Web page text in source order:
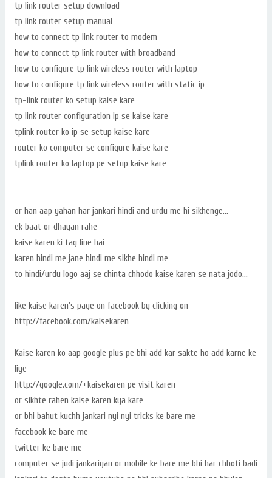
tp link router setup download
tp link router setup manual
how to connect tp link router to modem
how to connect tp link router with broadband
how to configure tp link wireless router with laptop
how to configure tp link wireless router with static ip
tp-link router ko setup kaise kare
tp link router configuration ip se kaise kare
tplink router ko ip se setup kaise kare
router ko computer se configure kaise kare
tplink router ko laptop pe setup kaise kare
or han aap yahan har jankari hindi and urdu me hi sikhenge...
ek baat or dhayan rahe
kaise karen ki tag line hai
karen hindi me jane hindi me sikhe hindi me
to hindi/urdu logo aaj se chinta chhodo kaise karen se nata jodo...
like kaise karen's page on facebook by clicking on
http://facebook.com/kaisekaren
Kaise karen ko aap google plus pe bhi add kar sakte ho add karne ke
liye
http://google.com/+kaisekaren pe visit karen
or sikhte rahen kaise karen kya kare
or bhi bahut kuchh jankari nyi nyi tricks ke bare me
facebook ke bare me
twitter ke bare me
computer se judi jankariyan or mobile ke bare me bhi har chhoti badi